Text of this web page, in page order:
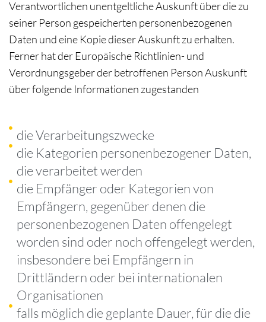
Verantwortlichen unentgeltliche Auskunft über die zu
seiner Person gespeicherten personenbezogenen
Daten und eine Kopie dieser Auskunft zu erhalten.
Ferner hat der Europäische Richtlinien- und
Verordnungsgeber der betroffenen Person Auskunft
über folgende Informationen zugestanden
die Verarbeitungszwecke
die Kategorien personenbezogener Daten,
die verarbeitet werden
die Empfänger oder Kategorien von
Empfängern, gegenüber denen die
personenbezogenen Daten offengelegt
worden sind oder noch offengelegt werden,
insbesondere bei Empfängern in
Drittländern oder bei internationalen
Organisationen
falls möglich die geplante Dauer, für die die